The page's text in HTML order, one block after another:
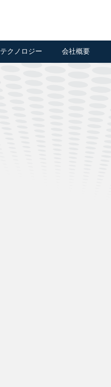
テクノロジー 会社概要